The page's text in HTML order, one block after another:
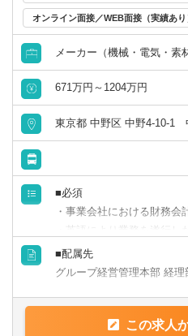
■期待すること
オンライン面接／WEB面接（実績あり
メーカー（機械・電気・素
671万円～1204万円
東京都 中野区 中野4-10-1
■必須
・事業会社における財務
・英語により業務を遂行し
ン会議、メール等）及び
・日商簿記検定2級(または
・基礎的なMS Officeスキ
・コミュニケーション力
■配属先
グループ経営管理本部 経
■部門、チームのミッション
同社グループ海外子会社の
この求人